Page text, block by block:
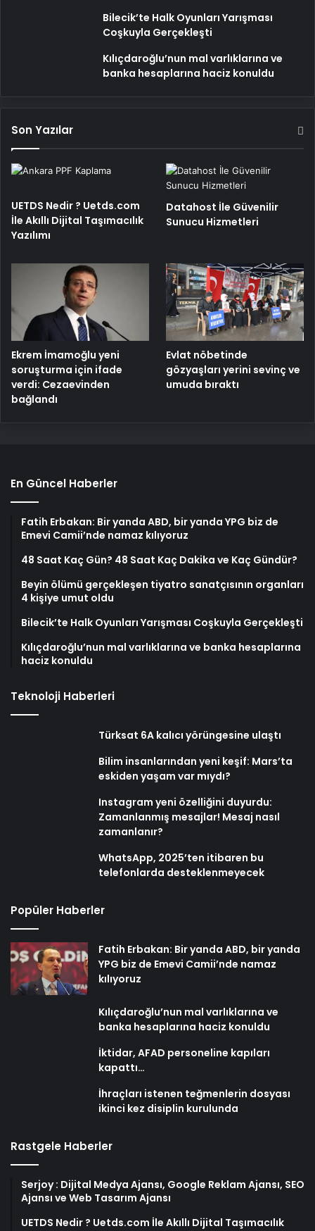
Bilecik’te Halk Oyunları Yarışması
Coşkuyla Gerçekleşti
Kılıçdaroğlu’nun mal varlıklarına ve
banka hesaplarına haciz konuldu
Son Yazılar
UETDS Nedir ? Uetds.com
İle Akıllı Dijital Taşımacılık
Yazılımı
Datahost İle Güvenilir
Sunucu Hizmetleri
Ekrem İmamoğlu yeni
soruşturma için ifade
verdi: Cezaevinden
bağlandı
Evlat nöbetinde
gözyaşları yerini sevinç ve
umuda bıraktı
En Güncel Haberler
Fatih Erbakan: Bir yanda ABD, bir yanda YPG biz de
Emevi Camii’nde namaz kılıyoruz
48 Saat Kaç Gün? 48 Saat Kaç Dakika ve Kaç Gündür?
Beyin ölümü gerçekleşen tiyatro sanatçısının organları
4 kişiye umut oldu
Bilecik’te Halk Oyunları Yarışması Coşkuyla Gerçekleşti
Kılıçdaroğlu’nun mal varlıklarına ve banka hesaplarına
haciz konuldu
Teknoloji Haberleri
Türksat 6A kalıcı yörüngesine ulaştı
Bilim insanlarından yeni keşif: Mars’ta
eskiden yaşam var mıydı?
Instagram yeni özelliğini duyurdu:
Zamanlanmış mesajlar! Mesaj nasıl
zamanlanır?
WhatsApp, 2025’ten itibaren bu
telefonlarda desteklenmeyecek
Popüler Haberler
Fatih Erbakan: Bir yanda ABD, bir yanda
YPG biz de Emevi Camii’nde namaz
kılıyoruz
Kılıçdaroğlu’nun mal varlıklarına ve
banka hesaplarına haciz konuldu
İktidar, AFAD personeline kapıları
kapattı…
İhraçları istenen teğmenlerin dosyası
ikinci kez disiplin kurulunda
Rastgele Haberler
Serjoy : Dijital Medya Ajansı, Google Reklam Ajansı, SEO
Ajansı ve Web Tasarım Ajansı
UETDS Nedir ? Uetds.com İle Akıllı Dijital Taşımacılık